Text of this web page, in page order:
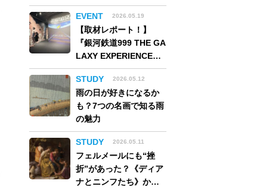
世界、そしてゴッホ
《夜のカフェテラス》
まで
EVENT 2026.05.19
【取材レポート！】
『銀河鉄道999 THE GA
LAXY EXPERIENCE
あの旅は、まだ続いて
いる。』999号に乗り銀
河へ旅立つ。“観る”か
ら“体験する”展覧会
【角川武蔵野ミュージ
アム】
STUDY 2026.05.12
雨の日が好きになるか
も？7つの名画で知る雨
の魅力
STUDY 2026.05.11
フェルメールにも“挫
折”があった？《ディア
ナとニンフたち》から